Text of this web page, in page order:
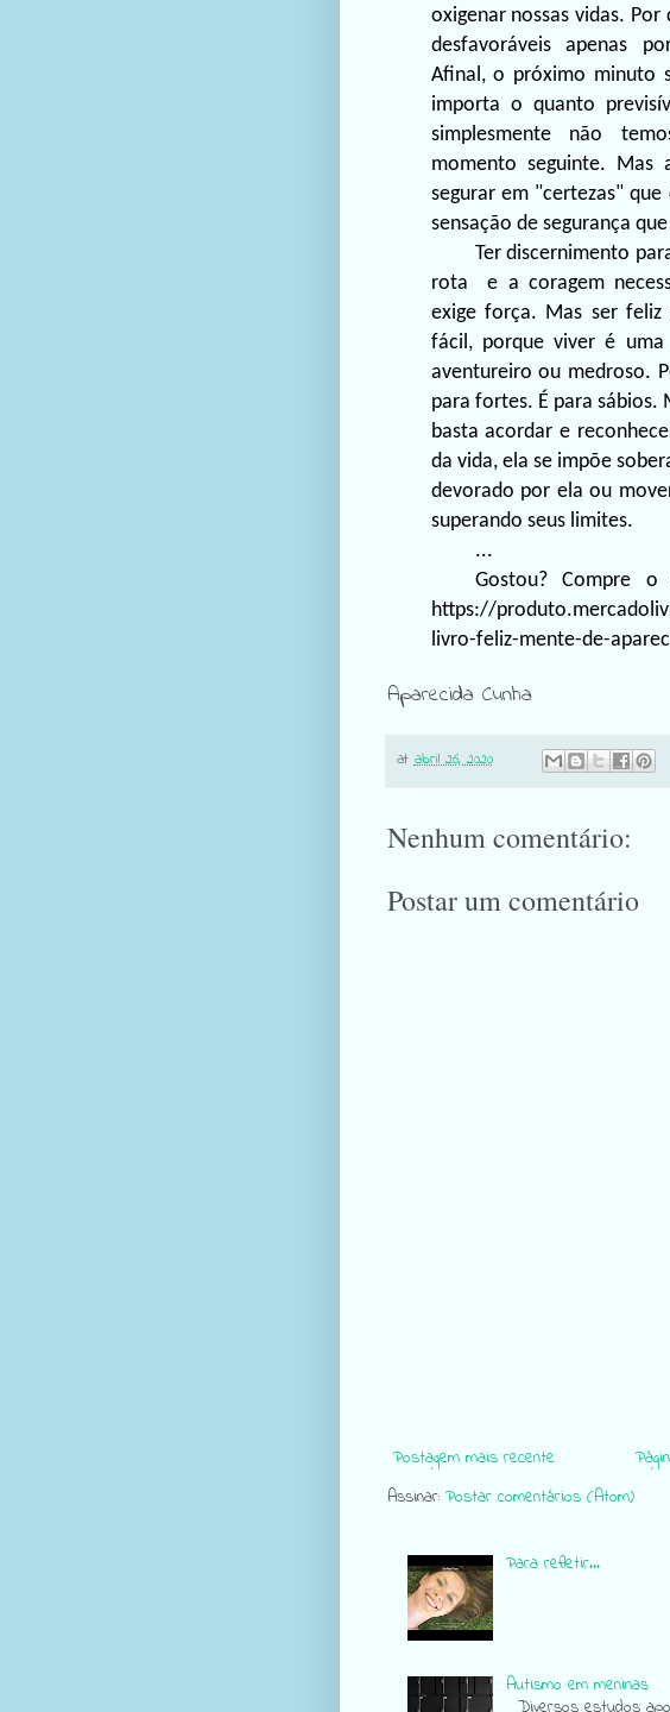
oxigenar nossas vidas.
desfavoráveis apenas
Afinal, o próximo minuto
importa o quanto
simplesmente não
momento seguinte. Mas
segurar em "certezas"
sensação de segurança
Ter discernimento
rota e a coragem
exige força. Mas ser
fácil, porque viver é
aventureiro ou medroso.
para fortes. É para sábios.
basta acordar e
da vida, ela se impõe
devorado por ela ou
superando seus limites.
...
Gostou? Compre
https://
livro-feliz-mente-de-
Aparecida Cunha
atabril 26, 2020
Nenhum comentário:
Postar um comentário
Postagem mais recente
Assinar: Postar comentários (Atom)
Para refletir...
Autismo em meninas